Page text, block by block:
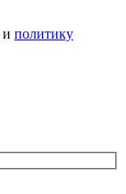
и политику